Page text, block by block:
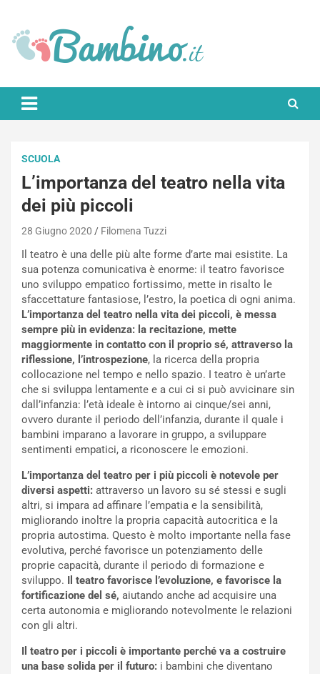
content
Bambino.it
SCUOLA
L’importanza del teatro nella vita
dei più piccoli
28 Giugno 2020 Filomena Tuzzi
Il teatro è una delle più alte forme d’arte mai esistite. La
sua potenza comunicativa è enorme: il teatro favorisce
uno sviluppo empatico fortissimo, mette in risalto le
sfaccettature fantasiose, l’estro, la poetica di ogni anima.
L’importanza del teatro nella vita dei piccoli, è messa
sempre più in evidenza: la recitazione, mette
maggiormente in contatto con il proprio sé, attraverso la
riflessione, l’introspezione, la ricerca della propria
collocazione nel tempo e nello spazio. I teatro è un’arte
che si sviluppa lentamente e a cui ci si può avvicinare sin
dall’infanzia: l’età ideale è intorno ai cinque/sei anni,
ovvero durante il periodo dell’infanzia, durante il quale i
bambini imparano a lavorare in gruppo, a sviluppare
sentimenti empatici, a riconoscere le emozioni.
L’importanza del teatro per i più piccoli è notevole per
diversi aspetti: attraverso un lavoro su sé stessi e sugli
altri, si impara ad affinare l’empatia e la sensibilità,
migliorando inoltre la propria capacità autocritica e la
propria autostima. Questo è molto importante nella fase
evolutiva, perché favorisce un potenziamento delle
proprie capacità, durante il periodo di formazione e
sviluppo. Il teatro favorisce l’evoluzione, e favorisce la
fortificazione del sé, aiutando anche ad acquisire una
certa autonomia e migliorando notevolmente le relazioni
con gli altri.
Il teatro per i piccoli è importante perché va a costruire
una base solida per il futuro: i bambini che diventano